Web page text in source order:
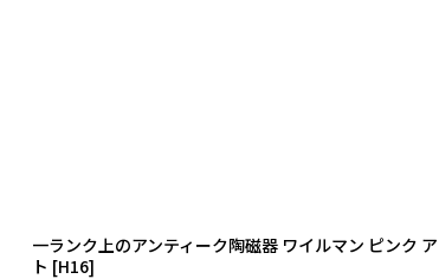
一ランク上のアンティーク陶磁器 ワイルマン ピンク
ト [H16]